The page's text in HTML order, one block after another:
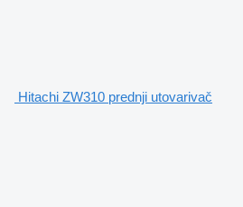
Hitachi ZW310 prednji utovarivač